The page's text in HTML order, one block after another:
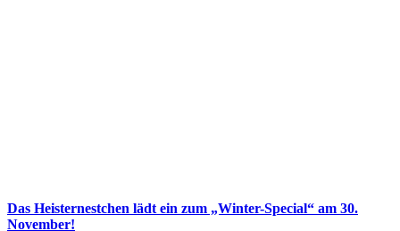
Das Heisternestchen lädt ein zum „Winter-Special“ am 30.
November!